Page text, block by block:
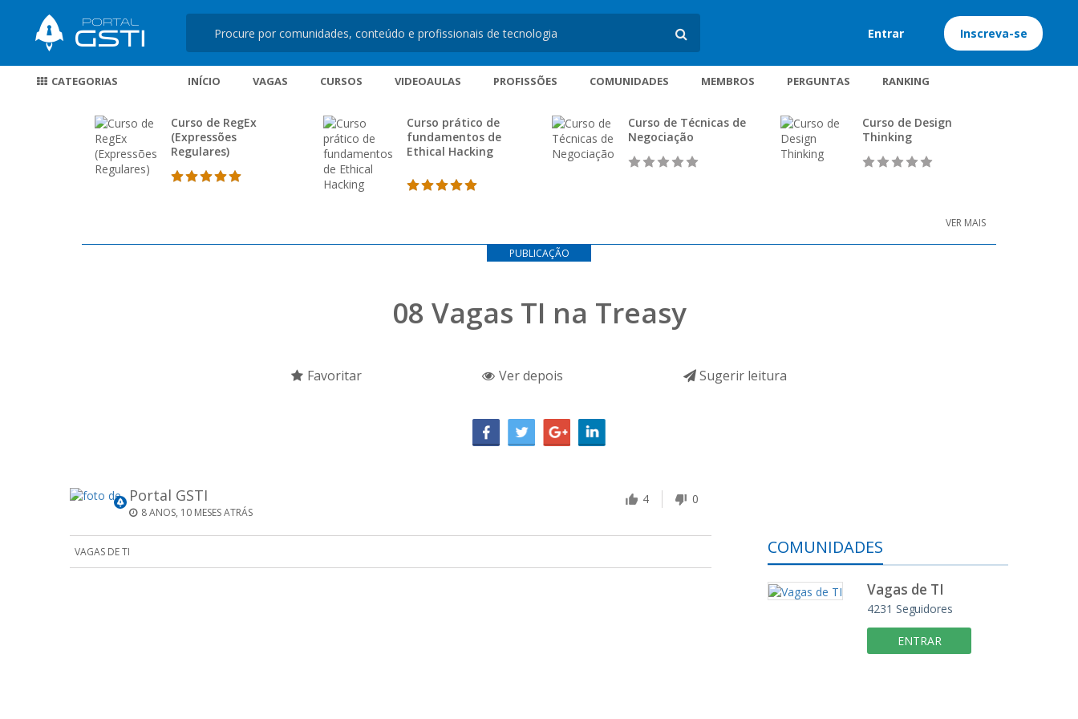
Entrar Inscreva-se
CATEGORIAS INÍCIO VAGAS CURSOS VIDEOAULAS PROFISSÕES COMUNIDADES MEMBROS PERGUNTAS RANKING
Curso de RegEx
(Expressões
Regulares)
Curso prático de
fundamentos de
Ethical Hacking
Curso de Técnicas de
Negociação
Curso de Design
Thinking
VER MAIS
PUBLICAÇÃO
08 Vagas TI na Treasy
Favoritar Ver depois Sugerir leitura
Portal GSTI
8 ANOS, 10 MESES ATRÁS
4 0
VAGAS DE TI COMUNIDADES
Vagas de TI
4231 Seguidores
ENTRAR